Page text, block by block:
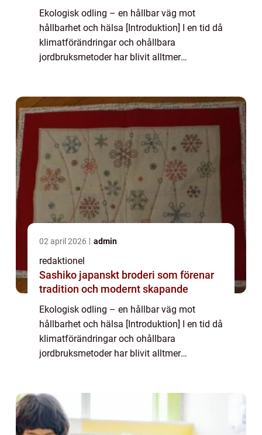
Ekologisk odling – en hållbar väg mot
hållbarhet och hälsa [Introduktion] I en tid då
klimatförändringar och ohållbara
jordbruksmetoder har blivit alltmer
både konsum...
02 april 2026 admin
redaktionel
Sashiko japanskt broderi som förenar
tradition och modernt skapande
Ekologisk odling – en hållbar väg mot
hållbarhet och hälsa [Introduktion] I en tid då
klimatförändringar och ohållbara
jordbruksmetoder har blivit alltmer
både konsum...